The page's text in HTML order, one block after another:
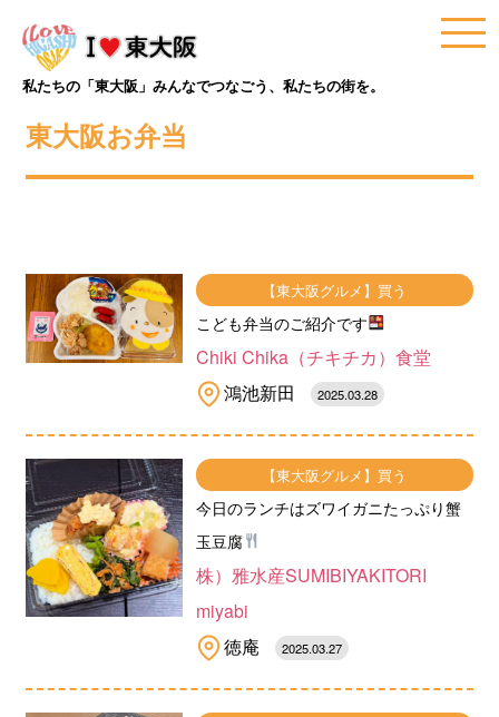
私たちの「東大阪」みんなでつなごう、私たちの街を。
東大阪お弁当
【東大阪グルメ】買う
こども弁当のご紹介です
Chiki Chika（チキチカ）食堂
鴻池新田
2025.03.28
【東大阪グルメ】買う
今日のランチはズワイガニたっぷり蟹
玉豆腐
株）雅水産SUMIBIYAKITORI
miyabi
徳庵
2025.03.27